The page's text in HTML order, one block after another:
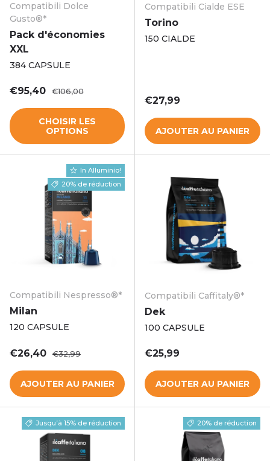
Compatibili Dolce
Gusto®*
Pack d'économies
XXL
384 CAPSULE
Prix soldé
€95,40 Prix habituel
€106,00
CHOISIR LES
OPTIONS
Compatibili Cialde ESE
Torino
150 CIALDE
Prix habituel
€27,99
AJOUTER AU PANIER
In Alluminio!
20% de réduction
Compatibili Nespresso®*
Milan
120 CAPSULE
Prix soldé
€26,40 Prix habituel
€32,99
AJOUTER AU PANIER
Compatibili Caffitaly®*
Dek
100 CAPSULE
Prix habituel
€25,99
AJOUTER AU PANIER
Jusqu’à 15% de réduction 20% de réduction